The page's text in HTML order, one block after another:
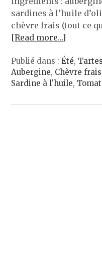
sardines à l’huile
chèvre frais (tout ce
[Read more…]
Publié dans :Été,
Aubergine, Chèvre frais
Sardine à l'huile,